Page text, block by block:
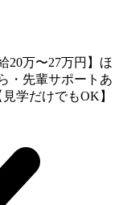
20万〜27万円】ほ
・先輩サポートあ
学だけでもOK】